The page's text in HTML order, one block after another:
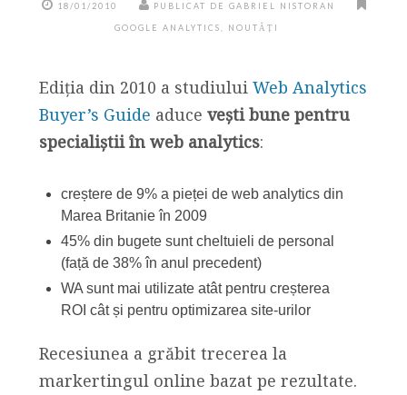
18/01/2010 PUBLICAT DE GABRIEL NISTORAN
GOOGLE ANALYTICS, NOUTĂȚI
Ediția din 2010 a studiului Web Analytics
Buyer’s Guide aduce vești bune pentru
specialiștii în web analytics:
creștere de 9% a pieței de web analytics din
Marea Britanie în 2009
45% din bugete sunt cheltuieli de personal
(față de 38% în anul precedent)
WA sunt mai utilizate atât pentru creșterea
ROI cât și pentru optimizarea site-urilor
Recesiunea a grăbit trecerea la
markertingul online bazat pe rezultate.